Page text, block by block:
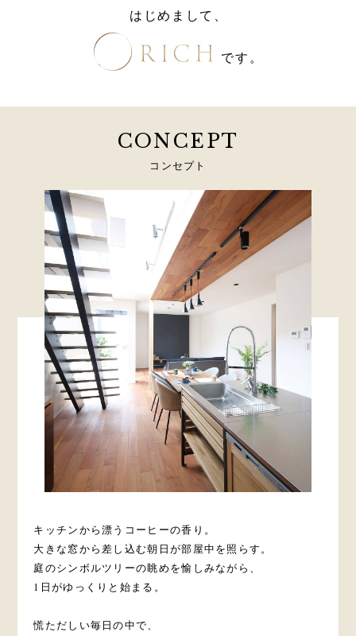
はじめまして、
です。
CONCEPT
コンセプト
キッチンから漂うコーヒーの香り。
大きな窓から差し込む朝日が部屋中を照らす。
庭のシンボルツリーの眺めを愉しみながら、
1日がゆっくりと始まる。
慌ただしい毎日の中で、